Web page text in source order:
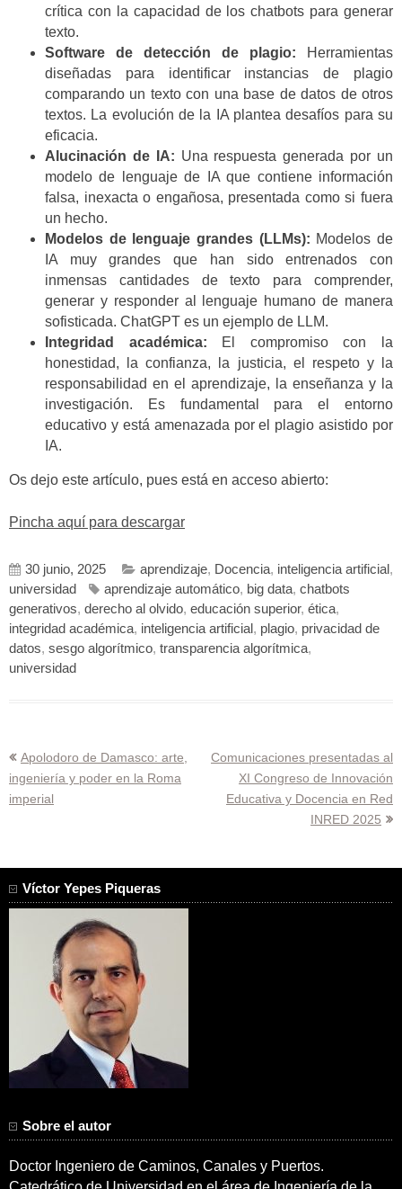
crítica con la capacidad de los chatbots para generar
texto.
Software de detección de plagio: Herramientas
diseñadas para identificar instancias de plagio
comparando un texto con una base de datos de otros
textos. La evolución de la IA plantea desafíos para su
eficacia.
Alucinación de IA: Una respuesta generada por un
modelo de lenguaje de IA que contiene información
falsa, inexacta o engañosa, presentada como si fuera
un hecho.
Modelos de lenguaje grandes (LLMs): Modelos de
IA muy grandes que han sido entrenados con
inmensas cantidades de texto para comprender,
generar y responder al lenguaje humano de manera
sofisticada. ChatGPT es un ejemplo de LLM.
Integridad académica: El compromiso con la
honestidad, la confianza, la justicia, el respeto y la
responsabilidad en el aprendizaje, la enseñanza y la
investigación. Es fundamental para el entorno
educativo y está amenazada por el plagio asistido por
IA.
Os dejo este artículo, pues está en acceso abierto:
Pincha aquí para descargar
30 junio, 2025 aprendizaje, Docencia, inteligencia artificial,
universidad
aprendizaje automático, big data, chatbots
generativos, derecho al olvido, educación superior, ética,
integridad académica, inteligencia artificial, plagio, privacidad de
datos, sesgo algorítmico, transparencia algorítmica,
universidad
Navegación
de
Apolodoro de Damasco: arte,
ingeniería y poder en la Roma
imperial
Comunicaciones presentadas al
XI Congreso de Innovación
Educativa y Docencia en Red
INRED 2025
Víctor Yepes Piqueras
Sobre el autor
Doctor Ingeniero de Caminos, Canales y Puertos.